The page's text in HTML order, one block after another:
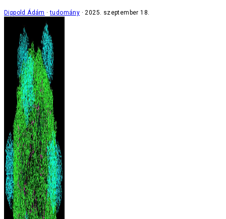
Dippold Ádám tudomány 2025. szeptember 18.